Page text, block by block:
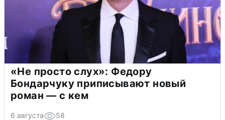
«Не просто слух»: Федору
Бондарчуку приписывают новый
роман — с кем
6 августа 58